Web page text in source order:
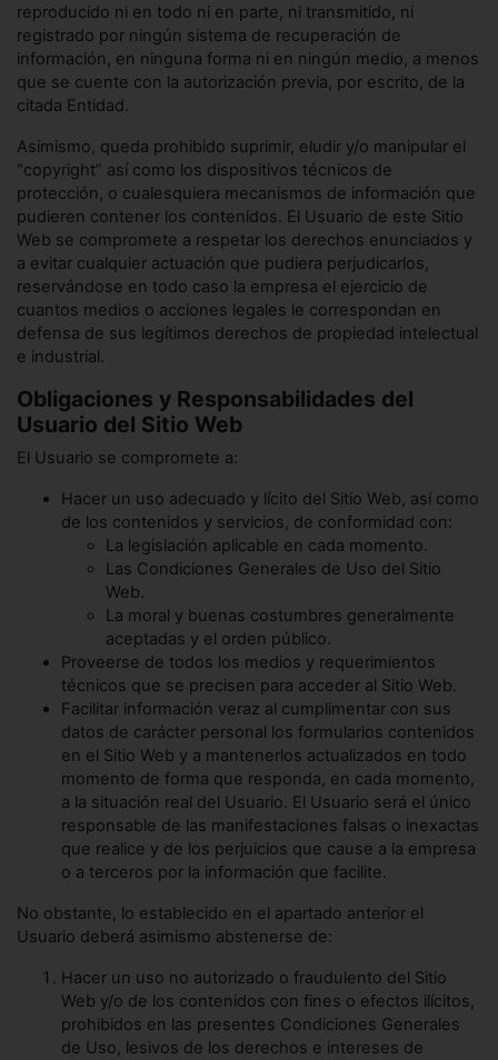
reproducido ni en todo ni en parte, ni transmitido, ni
registrado por ningún sistema de recuperación de
información, en ninguna forma ni en ningún medio, a menos
que se cuente con la autorización previa, por escrito, de la
citada Entidad.
Asimismo, queda prohibido suprimir, eludir y/o manipular el
“copyright” así como los dispositivos técnicos de
protección, o cualesquiera mecanismos de información que
pudieren contener los contenidos. El Usuario de este Sitio
Web se compromete a respetar los derechos enunciados y
a evitar cualquier actuación que pudiera perjudicarlos,
reservándose en todo caso la empresa el ejercicio de
cuantos medios o acciones legales le correspondan en
defensa de sus legítimos derechos de propiedad intelectual
e industrial.
Obligaciones y Responsabilidades del
Usuario del Sitio Web
El Usuario se compromete a:
Hacer un uso adecuado y lícito del Sitio Web, así como
de los contenidos y servicios, de conformidad con:
La legislación aplicable en cada momento.
Las Condiciones Generales de Uso del Sitio
Web.
La moral y buenas costumbres generalmente
aceptadas y el orden público.
Proveerse de todos los medios y requerimientos
técnicos que se precisen para acceder al Sitio Web.
Facilitar información veraz al cumplimentar con sus
datos de carácter personal los formularios contenidos
en el Sitio Web y a mantenerlos actualizados en todo
momento de forma que responda, en cada momento,
a la situación real del Usuario. El Usuario será el único
responsable de las manifestaciones falsas o inexactas
que realice y de los perjuicios que cause a la empresa
o a terceros por la información que facilite.
No obstante, lo establecido en el apartado anterior el
Usuario deberá asimismo abstenerse de:
Hacer un uso no autorizado o fraudulento del Sitio
Web y/o de los contenidos con fines o efectos ilícitos,
prohibidos en las presentes Condiciones Generales
de Uso, lesivos de los derechos e intereses de